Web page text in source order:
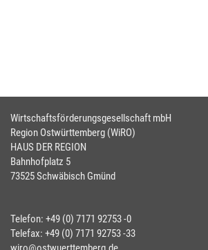
Wirtschaftsförderungsgesellschaft mbH
Region Ostwürttemberg (WiRO)
HAUS DER REGION
Bahnhofplatz 5
73525 Schwäbisch Gmünd
Telefon: +49 (0) 7171 92753 -0
Telefax: +49 (0) 7171 92753 -33